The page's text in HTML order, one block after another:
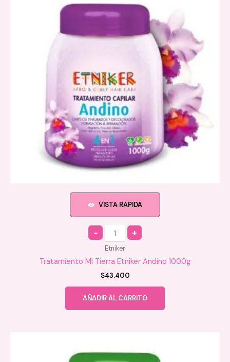
VISTA RAPIDA
Quantity
Etniker
Tratamiento MI Tierra Etniker Andino 1000g
$43.400
AÑADIR AL CARRITO